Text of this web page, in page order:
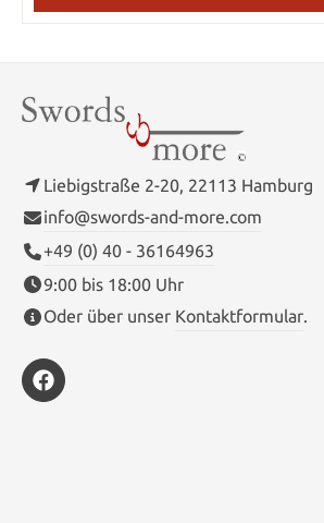
Liebigstraße 2-20, 22113 Hamburg
info@swords-and-more.com
+49 (0) 40 - 36164963
9:00 bis 18:00 Uhr
Oder über unser Kontaktformular.